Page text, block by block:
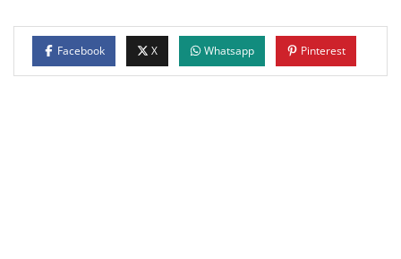
Facebook X Whatsapp Pinterest